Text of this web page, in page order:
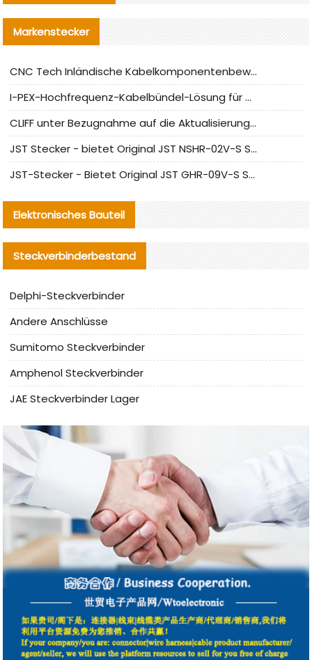
Markenstecker
CNC Tech Inländische Kabelkomponentenbewertung und Massenproduktionsanpassungsanleitung
I-PEX-Hochfrequenz-Kabelbündel-Lösung für die heimische Produktion analysiert
CLIFF unter Bezugnahme auf die Aktualisierung der chinesischen Stecker-Testnormen
JST Stecker - bietet Original JST NSHR-02V-S Stecker und Ersatzteile an
JST-Stecker - Bietet Original JST GHR-09V-S Stecker und Ersatzteile an
Elektronisches Bauteil
Steckverbinderbestand
Delphi-Steckverbinder
Andere Anschlüsse
Sumitomo Steckverbinder
Amphenol Steckverbinder
JAE Steckverbinder Lager